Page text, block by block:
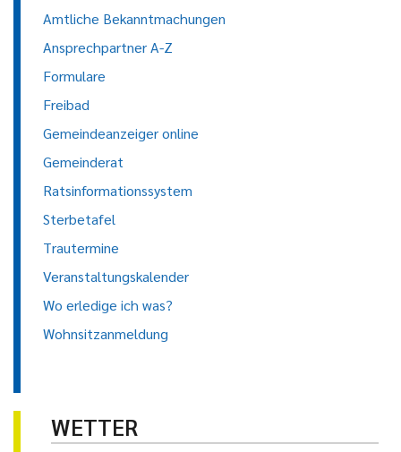
Amtliche Bekanntmachungen
Ansprechpartner A-Z
Formulare
Freibad
Gemeindeanzeiger online
Gemeinderat
Ratsinformationssystem
Sterbetafel
Trautermine
Veranstaltungskalender
Wo erledige ich was?
Wohnsitzanmeldung
WETTER